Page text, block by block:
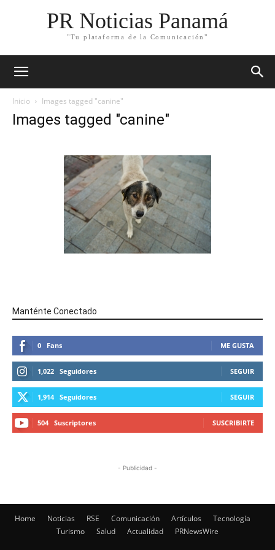
PR Noticias Panamá
"Tu plataforma de la Comunicación"
Inicio Images tagged "canine"
Images tagged "canine"
Manténte Conectado
0 Fans ME GUSTA
1,022 Seguidores SEGUIR
1,914 Seguidores SEGUIR
504 Suscriptores SUSCRIBIRTE
- Publicidad -
Home Noticias RSE Comunicación Artículos
Tecnología
Turismo
Salud Actualidad PRNewsWire